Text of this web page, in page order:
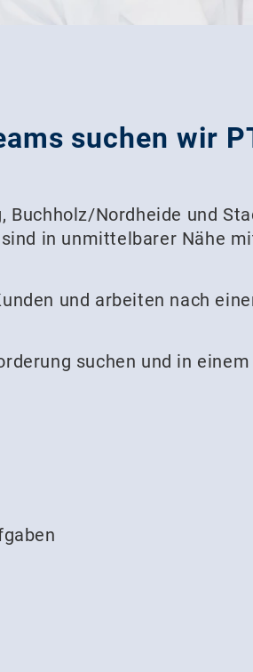
suchen wir
Nordheide und
in unmittelbarer Nähe
und arbeiten nach
suchen und in